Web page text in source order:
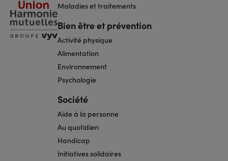
Maladies et traitements
Bien être et prévention
Activité physique
Alimentation
Environnement
Psychologie
Société
Aide à la personne
Au quotidien
Handicap
Initiatives solidaires